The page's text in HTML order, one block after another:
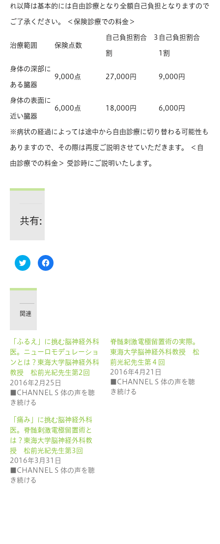
れ以降は基本的には自由診療となり全額自己負担となりますので
ご了承ください。 ＜保険診療での料金＞
治療範囲 保険点数
自己負担割合 3
割
自己負担割合
1割
身体の深部に
ある臓器
9,000点 27,000円 9,000円
身体の表面に
近い臓器
6,000点 18,000円 6,000円
※病状の経過によっては途中から自由診療に切り替わる可能性も
ありますので、その際は再度ご説明させていただきます。 ＜自
由診療での料金＞ 受診時にご説明いたします。
共有:
ク
リ
て
で
有
ウ
ィ
ン
ド
ウ
で
開
き
ま
す)
Facebook
で
て
く
だ
さ
い
(新
し
い
ウ
ィ
ン
開
き
ま
す)
関連
「ふるえ」に挑む脳神経外科
医。ニューロモデュレーショ
ンとは？東海大学脳神経外科
教授 松前光紀先生第2回
2016年2月25日
■CHANNEL S 体の声を聴
き続ける
脊髄刺激電極留置術の実際。
東海大学脳神経外科教授 松
前光紀先生第４回
2016年4月21日
■CHANNEL S 体の声を聴
き続ける
「痛み」に挑む脳神経外科
医。脊髄刺激電極留置術と
は？東海大学脳神経外科教
授 松前光紀先生第3回
2016年3月31日
■CHANNEL S 体の声を聴
き続ける